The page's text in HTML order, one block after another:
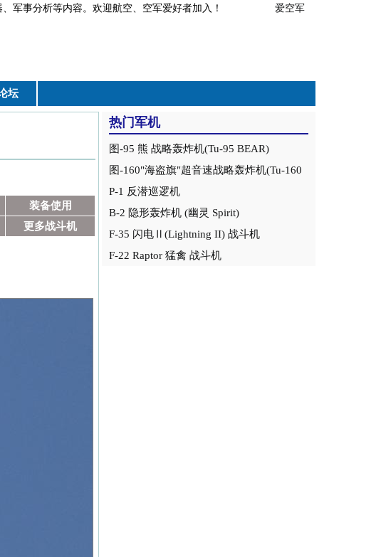
武器、军事分析等内容。欢迎航空、空军爱好者加入！ 爱空军
坛
装备使用
更多战斗机
热门军机
图-95 熊 战略轰炸机(Tu-95 BEAR)
图-160"海盗旗"超音速战略轰炸机(Tu-160
Blackjack)
P-1 反潜巡逻机
B-2 隐形轰炸机 (幽灵 Spirit)
F-35 闪电Ⅱ(Lightning II) 战斗机
F-22 Raptor 猛禽 战斗机